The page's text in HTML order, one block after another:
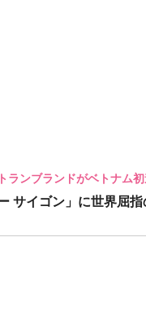
ランブランドがベトナム
サイゴン」に世界屈